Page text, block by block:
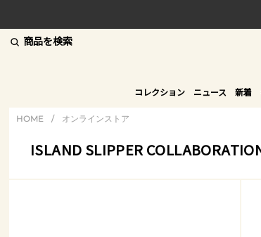
商品を検索
コレクション ニュース 新着
HOME / オンラインストア
ISLAND SLIPPER